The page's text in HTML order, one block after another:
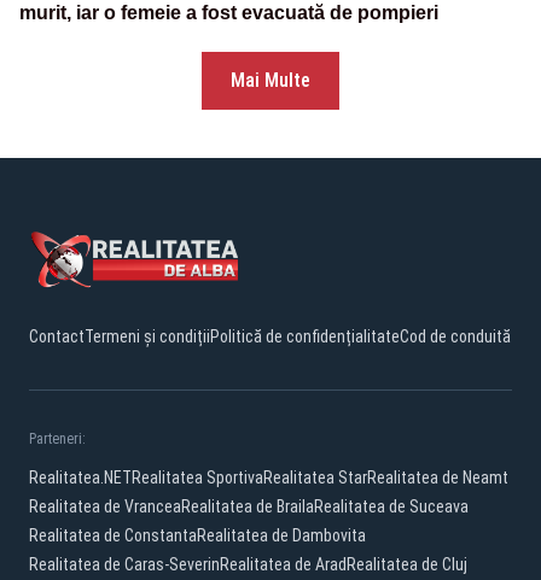
murit, iar o femeie a fost evacuată de pompieri
Mai Multe
ContactTermeni și condițiiPolitică de confidențialitateCod de conduită
Parteneri:
Realitatea.NETRealitatea SportivaRealitatea StarRealitatea de Neamt
Realitatea de VranceaRealitatea de BrailaRealitatea de Suceava
Realitatea de ConstantaRealitatea de Dambovita
Realitatea de Caras-SeverinRealitatea de Arad Realitatea de Cluj